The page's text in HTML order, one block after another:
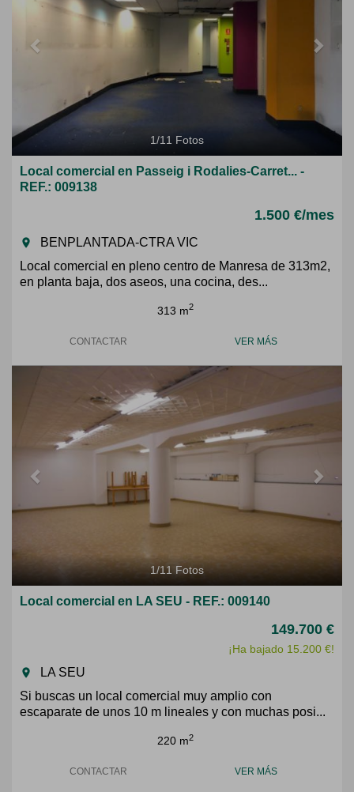
1/11 Fotos
Local comercial en Passeig i Rodalies-Carret... -
REF.: 009138
1.500 €/mes
room
BENPLANTADA-CTRA VIC
Local comercial en pleno centro de Manresa de 313m2,
en planta baja, dos aseos, una cocina, des...
313 m2
CONTACTAR VER MÁS
1/11 Fotos
Local comercial en LA SEU - REF.: 009140
149.700 €
¡Ha bajado 15.200 €!
room
LA SEU
Si buscas un local comercial muy amplio con
escaparate de unos 10 m lineales y con muchas posi...
220 m2
CONTACTAR VER MÁS